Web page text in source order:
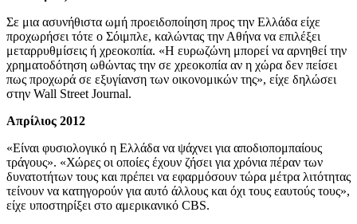
Σε μια ασυνήθιστα ωμή προειδοποίηση προς την Ελλάδα είχε
προχωρήσει τότε ο Σόιμπλε, καλώντας την Αθήνα να επιλέξει
μεταρρυθμίσεις ή χρεοκοπία. «Η ευρωζώνη μπορεί να αρνηθεί την
χρηματοδότηση ωθώντας την σε χρεοκοπία αν η χώρα δεν πείσει
πως προχωρά σε εξυγίανση των οικονομικών της», είχε δηλώσει
στην Wall Street Journal.
Απρίλιος 2012
«Είναι φυσιολογικό η Ελλάδα να ψάχνει για αποδιοπομπαίους
τράγους». «Χώρες οι οποίες έχουν ζήσει για χρόνια πέραν των
δυνατοτήτων τους και πρέπει να εφαρμόσουν τώρα μέτρα λιτότητας
τείνουν να κατηγορούν για αυτό άλλους και όχι τους εαυτούς τους»,
είχε υποστηρίξει στο αμερικανικό CBS.